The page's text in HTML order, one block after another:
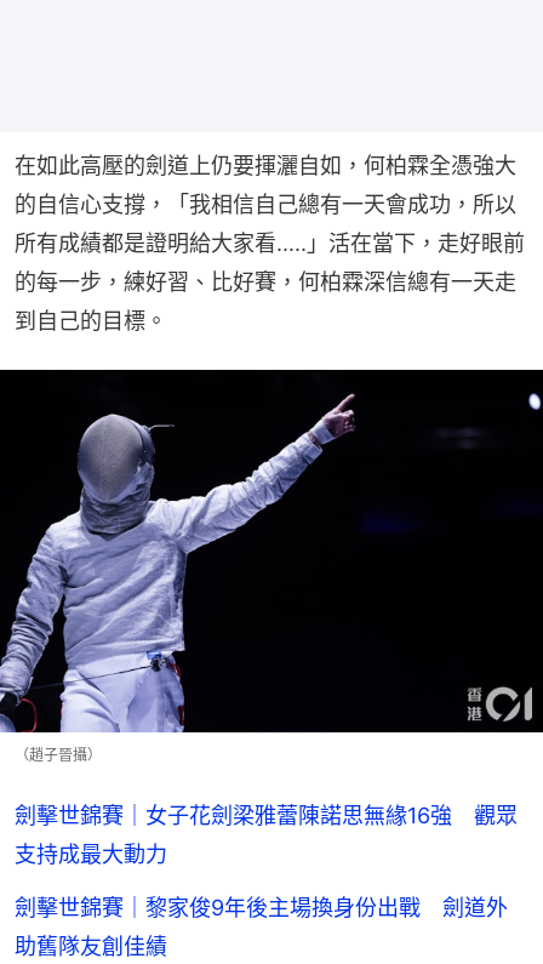
在如此高壓的劍道上仍要揮灑自如，何柏霖全憑強大
的自信心支撐，「我相信自己總有一天會成功，所以
所有成績都是證明給大家看.....」活在當下，走好眼前
的每一步，練好習、比好賽，何柏霖深信總有一天走
到自己的目標。
（趙子晉攝）
劍擊世錦賽｜女子花劍梁雅蕾陳諾思無緣16強 觀眾
支持成最大動力
劍擊世錦賽｜黎家俊9年後主場換身份出戰 劍道外
助舊隊友創佳績